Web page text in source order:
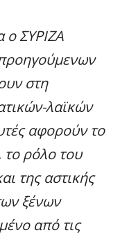
ο ΣΥΡΙΖΑ
στη
λαϊκών
αφορούν το
ρόλο του
της αστικής
ξένων
από τις